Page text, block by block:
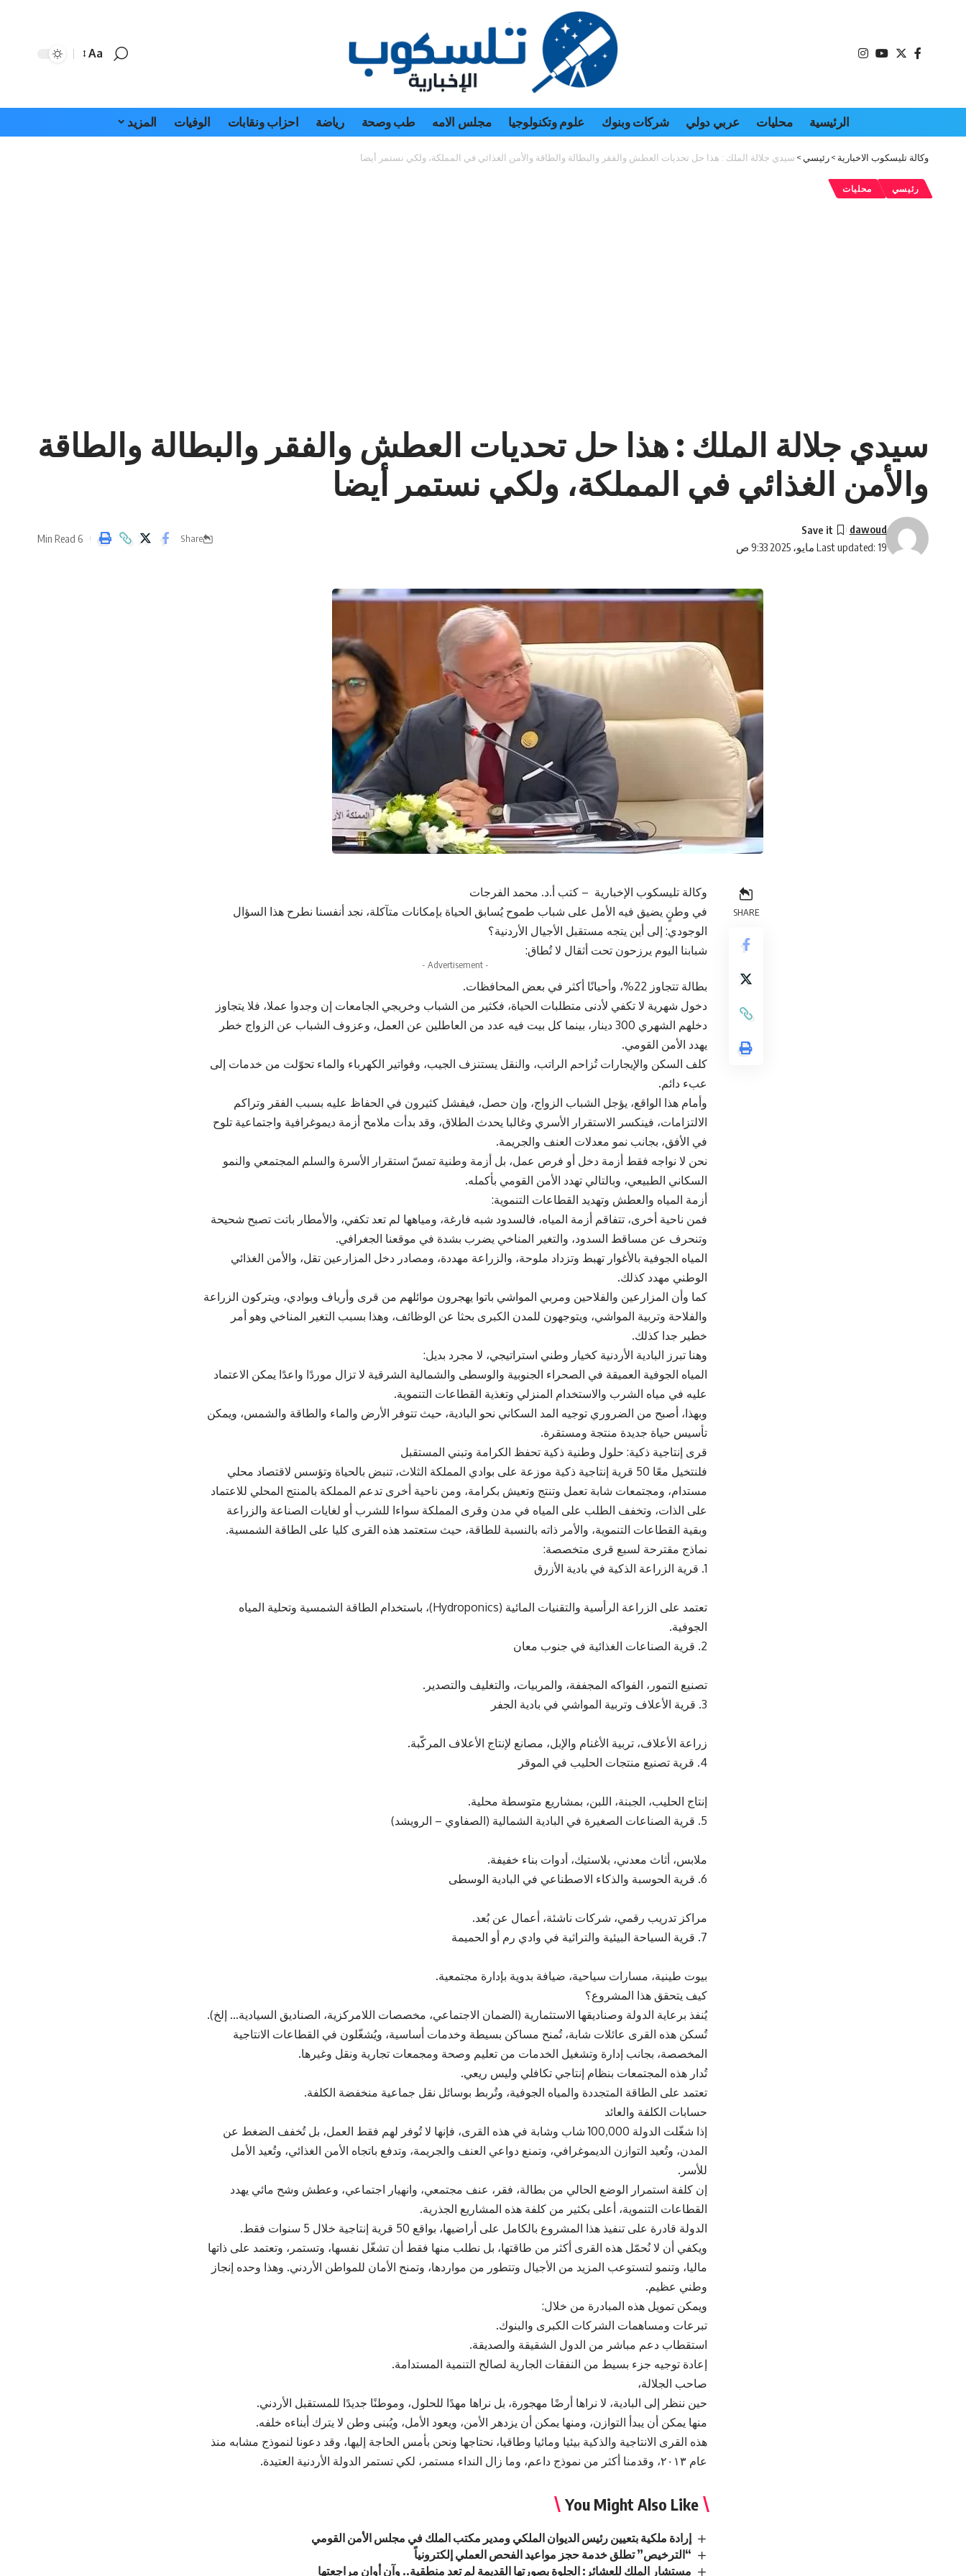
Font
Aa
الرئيسية محليات عربي دولي شركات وبنوك علوم وتكنولوجيا مجلس الامه طب وصحة رياضة احزاب ونقابات الوفيات المزيد
وكالة تليسكوب الاخبارية >رئيسي > سيدي جلالة الملك : هذا حل تحديات العطش والفقر والبطالة والطاقة والأمن الغذائي في المملكة، ولكي نستمر أيضا
رئيسي محليات
سيدي جلالة الملك : هذا حل تحديات العطش والفقر والبطالة والطاقة
والأمن الغذائي في المملكة، ولكي نستمر أيضا
Last updated: 19 مايو، 2025 9:33 ص
dawoud
Share
6 Min Read
SHARE
وكالة تليسكوب الإخبارية – كتب أ.د. محمد الفرجات
في وطنٍ يضيق فيه الأمل على شباب طموح يُسابق الحياة بإمكانات متآكلة، نجد أنفسنا نطرح هذا السؤال
الوجودي: إلى أين يتجه مستقبل الأجيال الأردنية؟
شبابنا اليوم يرزحون تحت أثقال لا تُطاق:
- Advertisement -
بطالة تتجاوز 22%، وأحيانًا أكثر في بعض المحافظات.
دخول شهرية لا تكفي لأدنى متطلبات الحياة، فكثير من الشباب وخريجي الجامعات إن وجدوا عملا، فلا يتجاوز
دخلهم الشهري 300 دينار، بينما كل بيت فيه عدد من العاطلين عن العمل، وعزوف الشباب عن الزواج خطر
يهدد الأمن القومي.
كلف السكن والإيجارات تُزاحم الراتب، والنقل يستنزف الجيب، وفواتير الكهرباء والماء تحوّلت من خدمات إلى
عبء دائم.
وأمام هذا الواقع، يؤجل الشباب الزواج، وإن حصل، فيفشل كثيرون في الحفاظ عليه بسبب الفقر وتراكم
الالتزامات، فينكسر الاستقرار الأسري وغالبا يحدث الطلاق، وقد بدأت ملامح أزمة ديموغرافية واجتماعية تلوح
في الأفق، بجانب نمو معدلات العنف والجريمة.
نحن لا نواجه فقط أزمة دخل أو فرص عمل، بل أزمة وطنية تمسّ استقرار الأسرة والسلم المجتمعي والنمو
السكاني الطبيعي، وبالتالي تهدد الأمن القومي بأكمله.
أزمة المياه والعطش وتهديد القطاعات التنموية:
فمن ناحية أخرى، تتفاقم أزمة المياه، فالسدود شبه فارغة، ومياهها لم تعد تكفي، والأمطار باتت تصبح شحيحة
وتنحرف عن مساقط السدود، والتغير المناخي يضرب بشدة في موقعنا الجغرافي.
المياه الجوفية بالأغوار تهبط وتزداد ملوحة، والزراعة مهددة، ومصادر دخل المزارعين تقل، والأمن الغذائي
الوطني مهدد كذلك.
كما وأن المزارعين والفلاحين ومربي المواشي باتوا يهجرون موائلهم من قرى وأرياف وبوادي، ويتركون الزراعة
والفلاحة وتربية المواشي، ويتوجهون للمدن الكبرى بحثا عن الوظائف، وهذا بسبب التغير المناخي وهو أمر
خطير جدا كذلك.
وهنا تبرز البادية الأردنية كخيار وطني استراتيجي، لا مجرد بديل:
المياه الجوفية العميقة في الصحراء الجنوبية والوسطى والشمالية الشرقية لا تزال موردًا واعدًا يمكن الاعتماد
عليه في مياه الشرب والاستخدام المنزلي وتغذية القطاعات التنموية.
وبهذا، أصبح من الضروري توجيه المد السكاني نحو البادية، حيث تتوفر الأرض والماء والطاقة والشمس، ويمكن
تأسيس حياة جديدة منتجة ومستقرة.
قرى إنتاجية ذكية: حلول وطنية ذكية تحفظ الكرامة وتبني المستقبل
فلنتخيل معًا 50 قرية إنتاجية ذكية موزعة على بوادي المملكة الثلاث، تنبض بالحياة وتؤسس لاقتصاد محلي
مستدام، ومجتمعات شابة تعمل وتنتج وتعيش بكرامة، ومن ناحية أخرى تدعم المملكة بالمنتج المحلي للاعتماد
على الذات، وتخفف الطلب على المياه في مدن وقرى المملكة سواءا للشرب أو لغايات الصناعة والزراعة
وبقية القطاعات التنموية، والأمر ذاته بالنسبة للطاقة، حيث ستعتمد هذه القرى كليا على الطاقة الشمسية.
نماذج مقترحة لسبع قرى متخصصة:
1. قرية الزراعة الذكية في بادية الأزرق
تعتمد على الزراعة الرأسية والتقنيات المائية (Hydroponics)، باستخدام الطاقة الشمسية وتحلية المياه
الجوفية.
2. قرية الصناعات الغذائية في جنوب معان
تصنيع التمور، الفواكه المجففة، والمربيات، والتغليف والتصدير.
3. قرية الأعلاف وتربية المواشي في بادية الجفر
زراعة الأعلاف، تربية الأغنام والإبل، مصانع لإنتاج الأعلاف المركّبة.
4. قرية تصنيع منتجات الحليب في الموقر
إنتاج الحليب، الجبنة، اللبن، بمشاريع متوسطة محلية.
5. قرية الصناعات الصغيرة في البادية الشمالية (الصفاوي – الرويشد)
ملابس، أثاث معدني، بلاستيك، أدوات بناء خفيفة.
6. قرية الحوسبة والذكاء الاصطناعي في البادية الوسطى
مراكز تدريب رقمي، شركات ناشئة، أعمال عن بُعد.
7. قرية السياحة البيئية والتراثية في وادي رم أو الحميمة
بيوت طينية، مسارات سياحية، ضيافة بدوية بإدارة مجتمعية.
كيف يتحقق هذا المشروع؟
يُنفذ برعاية الدولة وصناديقها الاستثمارية (الضمان الاجتماعي، مخصصات اللامركزية، الصناديق السيادية… إلخ).
تُسكن هذه القرى عائلات شابة، تُمنح مساكن بسيطة وخدمات أساسية، ويُشغّلون في القطاعات الانتاجية
المخصصة، بجانب إدارة وتشغيل الخدمات من تعليم وصحة ومجمعات تجارية ونقل وغيرها.
تُدار هذه المجتمعات بنظام إنتاجي تكافلي وليس ريعي.
تعتمد على الطاقة المتجددة والمياه الجوفية، وتُربط بوسائل نقل جماعية منخفضة الكلفة.
حسابات الكلفة والعائد
إذا شغّلت الدولة 100,000 شاب وشابة في هذه القرى، فإنها لا تُوفر لهم فقط العمل، بل تُخفف الضغط عن
المدن، وتُعيد التوازن الديموغرافي، وتمنع دواعي العنف والجريمة، وتدفع باتجاه الأمن الغذائي، وتُعيد الأمل
للأسر.
إن كلفة استمرار الوضع الحالي من بطالة، فقر، عنف مجتمعي، وانهيار اجتماعي، وعطش وشح مائي يهدد
القطاعات التنموية، أعلى بكثير من كلفة هذه المشاريع الجذرية.
الدولة قادرة على تنفيذ هذا المشروع بالكامل على أراضيها، بواقع 50 قرية إنتاجية خلال 5 سنوات فقط.
ويكفي أن لا نُحمّل هذه القرى أكثر من طاقتها، بل نطلب منها فقط أن تشغّل نفسها، وتستمر، وتعتمد على ذاتها
ماليا، وتنمو لتستوعب المزيد من الأجيال وتتطور من مواردها، وتمنح الأمان للمواطن الأردني. وهذا وحده إنجاز
وطني عظيم.
ويمكن تمويل هذه المبادرة من خلال:
تبرعات ومساهمات الشركات الكبرى والبنوك.
استقطاب دعم مباشر من الدول الشقيقة والصديقة.
إعادة توجيه جزء بسيط من النفقات الجارية لصالح التنمية المستدامة.
صاحب الجلالة،
حين ننظر إلى البادية، لا نراها أرضًا مهجورة، بل نراها مهدًا للحلول، وموطنًا جديدًا للمستقبل الأردني.
منها يمكن أن يبدأ التوازن، ومنها يمكن أن يزدهر الأمن، ويعود الأمل، ويُبنى وطن لا يترك أبناءه خلفه.
هذه القرى الانتاجية والذكية بيئيا ومائيا وطاقيا، نحتاجها ونحن بأمس الحاجة إليها، وقد دعونا لنموذج مشابه منذ
عام ٢٠١٣، وقدمنا أكثر من نموذج داعم، وما زال النداء مستمر، لكي تستمر الدولة الأردنية العتيدة.
You Might Also Like
إرادة ملكية بتعيين رئيس الديوان الملكي ومدير مكتب الملك في مجلس الأمن القومي
“الترخيص” تطلق خدمة حجز مواعيد الفحص العملي إلكترونياً
مستشار الملك للعشائر: الجلوة بصورتها القديمة لم تعد منطقية.. وآن أوان مراجعتها